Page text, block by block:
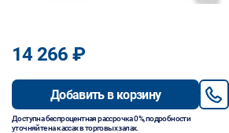
14 266 ₽
Добавить в корзину
Доступна беспроцентная рассрочка 0%, подробности
уточняйте на кассах в торговых залах.